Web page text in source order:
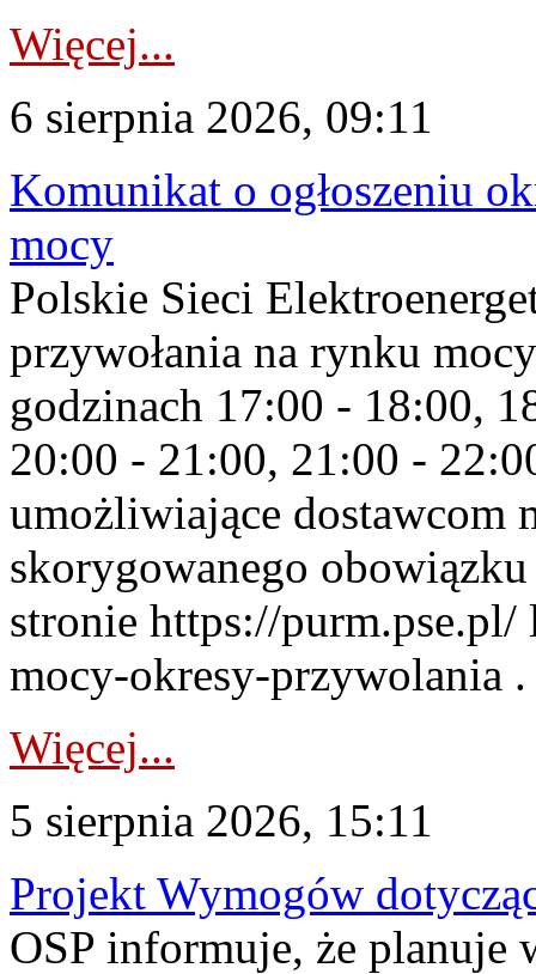
Więcej...
6 sierpnia 2026, 09:11
Komunikat o ogłoszeniu
mocy
Polskie Sieci
przywołania na rynku
godzinach 17:00 - 18:00,
20:00 - 21:00, 21:00 -
umożliwiające dostawcom
skorygowanego
stronie https://
mocy-okresy-przywolania
Więcej...
5 sierpnia 2026, 15:11
Projekt Wymogów
OSP informuje, że planuje